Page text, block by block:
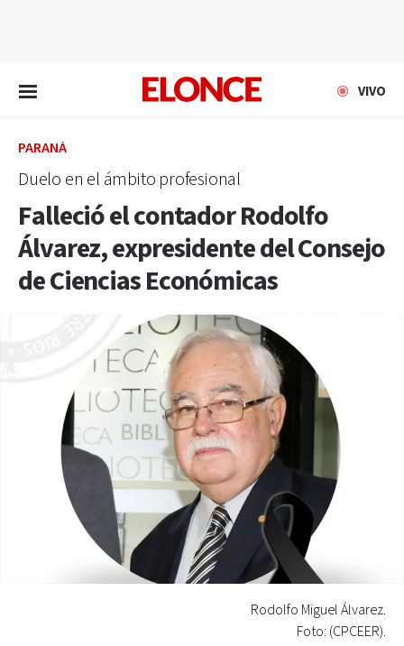
VIVO
PARANÁ
Duelo en el ámbito profesional
Falleció el contador Rodolfo
Álvarez, expresidente del Consejo
de Ciencias Económicas
Rodolfo Miguel Álvarez.
Foto: (CPCEER).